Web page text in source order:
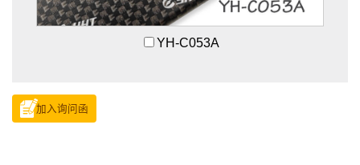
YH-C053A
加入询问函